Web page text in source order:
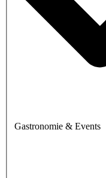
Gastronomie & Events